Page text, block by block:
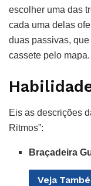
escolher uma das
cada uma delas
duas passivas,
cassete pelo mapa.
Eis as descrições
Ritmos”:
Braçadeira
Veja